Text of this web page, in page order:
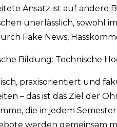
Ansatz ist auf andere
unerlässlich, sowohl
Fake News,
Bildung: Technische
praxisorientiert und
– das ist das Ziel der
die in jedem
werden gemeinsam